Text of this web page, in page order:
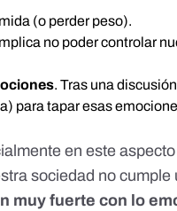
(o perder peso).
no poder controlar
. Tras una
para tapar esas
en este aspecto
sociedad no cumple
muy fuerte con lo